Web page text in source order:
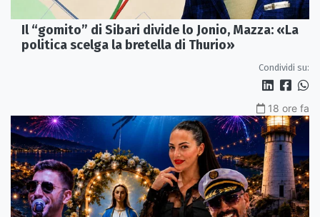
Il “gomito” di Sibari divide lo Jonio, Mazza: «La
politica scelga la bretella di Thurio»
Condividi su:
18 ore fa